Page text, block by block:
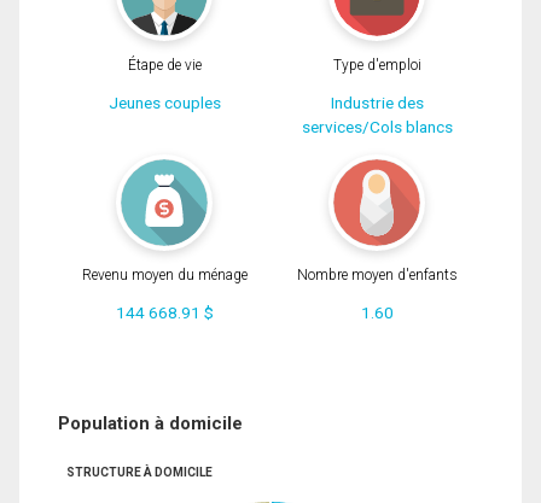
Étape de vie
Jeunes couples
Type d'emploi
Industrie des
services/Cols blancs
Revenu moyen du ménage
144 668.91 $
Nombre moyen d'enfants
1.60
Population à domicile
STRUCTURE À DOMICILE